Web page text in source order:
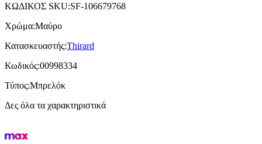
ΚΩΔΙΚΟΣ SKU:SF-106679768
Χρώμα:Μαύρο
Κατασκευαστής:Thirard
Κωδικός:00998334
Τύπος:Μπρελόκ
Δες όλα τα χαρακτηριστικά